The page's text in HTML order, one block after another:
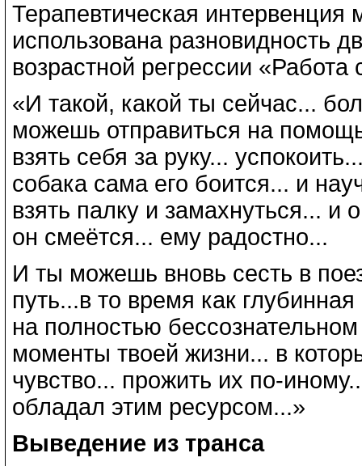
Терапевтическая
использована разновидность
возрастной регрессии
«И такой, какой ты сейчас...
можешь отправиться на
взять себя за руку...
собака сама его боится... и
взять палку и замахнуться... и
он смеётся... ему радостно...
И ты можешь вновь сесть в
путь...в то время как
на полностью
моменты твоей жизни... в
чувство... прожить их по-
обладал этим ресурсом...»
Выведение из транса